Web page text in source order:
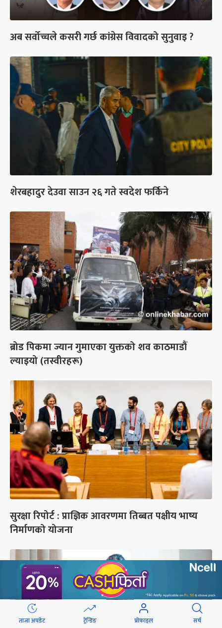
अब सर्वोच्चले कसरी गर्छ कांग्रेस विवादको सुनुवाइ ?
शेरबहादुर देउवा साउन २६ गते स्वदेश फर्किने
ब्रोड पिकमा ज्यान गुमाएका युक्तको शव काठमाडौं
ल्याइयो (तस्वीरहरू)
सुरक्षा रिपोर्ट : प्राज्ञिक आवरणमा तिब्बत पक्षीय भाष्य
निर्माणको योजना
ताजा अपडेट ट्रेन्डिङ प्रोफाइल सर्च